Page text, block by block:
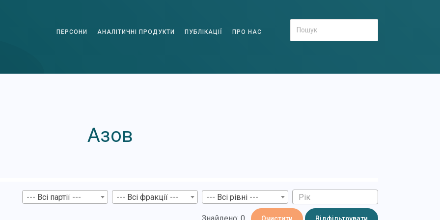
ПЕРСОНИ АНАЛІТИЧНІ ПРОДУКТИ ПУБЛІКАЦІЇ ПРО НАС
Азов
--- Всі партії --- --- Всі фракції --- --- Всі рівні ---